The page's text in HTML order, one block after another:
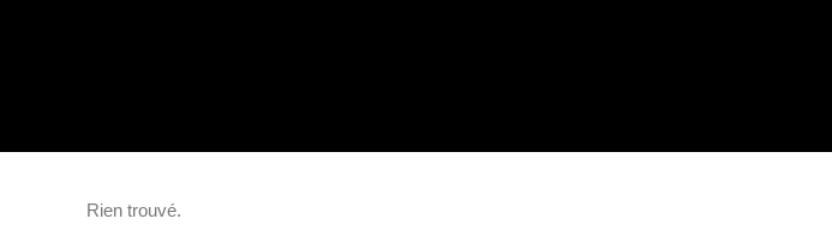
EN AUVERGNE…
Rien trouvé.